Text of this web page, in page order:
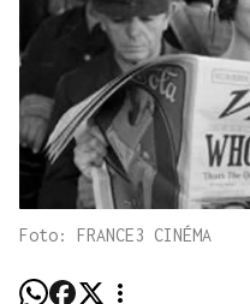
Foto: FRANCE3 CINÉMA